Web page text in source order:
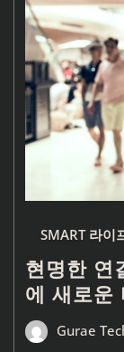
SMART 라이
현명한 연
에 새로운
Gurae